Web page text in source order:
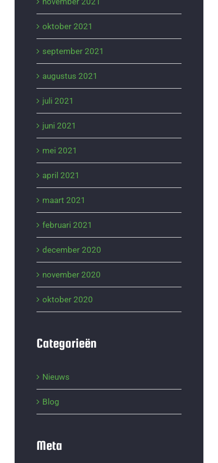
oktober 2021
september 2021
augustus 2021
juli 2021
juni 2021
mei 2021
april 2021
maart 2021
februari 2021
december 2020
november 2020
oktober 2020
Categorieën
Nieuws
Blog
Meta